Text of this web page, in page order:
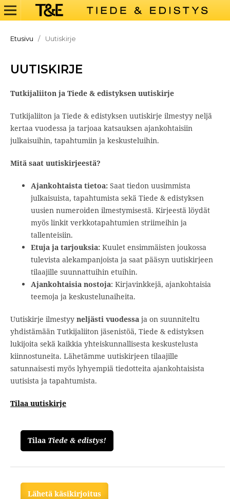
Etusivu / Uutiskirje
UUTISKIRJE
Tutkijaliiton ja Tiede & edistyksen uutiskirje
Tutkijaliiton ja Tiede & edistyksen uutiskirje ilmestyy neljä
kertaa vuodessa ja tarjoaa katsauksen ajankohtaisiin
julkaisuihin, tapahtumiin ja keskusteluihin.
Mitä saat uutiskirjeestä?
Ajankohtaista tietoa:Saat tiedon uusimmista
julkaisuista, tapahtumista sekä Tiede & edistyksen
uusien numeroiden ilmestymisestä. Kirjeestä löydät
myös linkit verkkotapahtumien striimeihin ja
tallenteisiin.
Etuja ja tarjouksia:Kuulet ensimmäisten joukossa
tulevista alekampanjoista ja saat pääsyn uutiskirjeen
tilaajille suunnattuihin etuihin.
Ajankohtaisia nostoja: Kirjavinkkejä, ajankohtaisia
teemoja ja keskustelunaiheita.
Uutiskirje ilmestyy neljästi vuodessaja on suunniteltu
yhdistämään Tutkijaliiton jäsenistöä, Tiede & edistyksen
lukijoita sekä kaikkia yhteiskunnallisesta keskustelusta
kiinnostuneita. Lähetämme uutiskirjeen tilaajille
satunnaisesti myös lyhyempiä tiedotteita ajankohtaisista
uutisista ja tapahtumista.
Tilaa uutiskirje
Tilaa Tiede & edistys!
Lähetä käsikirjoitus